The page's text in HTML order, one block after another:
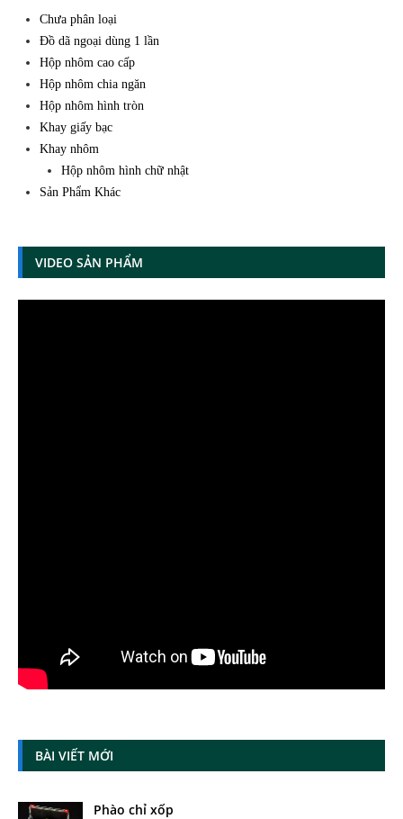
Chưa phân loại
Đồ dã ngoại dùng 1 lần
Hộp nhôm cao cấp
Hộp nhôm chia ngăn
Hộp nhôm hình tròn
Khay giấy bạc
Khay nhôm
Hộp nhôm hình chữ nhật
Sản Phẩm Khác
VIDEO SẢN PHẨM
BÀI VIẾT MỚI
Phào chỉ xốp